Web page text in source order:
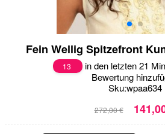
Fein Wellig Spitzefront
13
in den letzten 21
Bewertung
Sku:wpaa634
272,00 €